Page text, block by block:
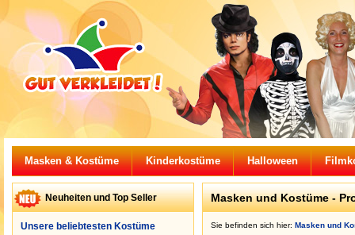
Masken & Kostüme Kinderkostüme Halloween
Neuheiten und Top Seller
Unsere beliebtesten Kostüme
Masken und Kostüme -
Sie befinden sich hier: Masken und